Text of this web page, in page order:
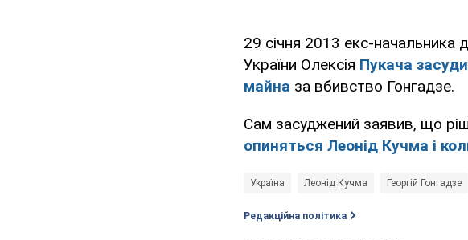
29 січня 2013 екс-
України Олексія Пукача
майна за вбивство Гонгадзе.
Сам засуджений заявив, що
опиняться Леонід Кучма і
Україна Леонід Кучма Георгій Гонгадзе
Редакційна політика